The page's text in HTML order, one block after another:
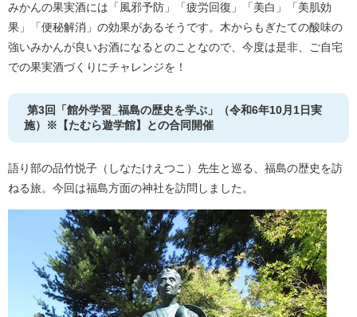
​みかんの果実酒には「風邪予防」「疲労回復」「美白」「美肌効
果」「便秘解消」の効果があるそうです。木からもぎたての酸味の
強いみかんが良いお酒になるとのことなので、今度は是非、ご自宅
での果実酒づくりにチャレンジを！
第3回「館外学習_福島の歴史を学ぶ」（令和6年10月1日実
施）※【たむら遊学館】との合同開催
語り部の品竹悦子（しなたけえつこ）先生と巡る、福島の歴史を訪
ねる旅。今回は福島方面の神社を訪問しました。